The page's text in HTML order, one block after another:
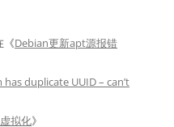
《Debian更新apt源报错
has duplicate UUID – can’t
拟化》